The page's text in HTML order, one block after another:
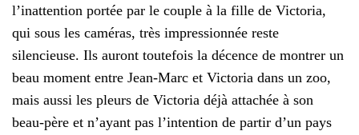
l’inattention portée par le couple à la fille de Victoria,
qui sous les caméras, très impressionnée reste
silencieuse. Ils auront toutefois la décence de montrer un
beau moment entre Jean-Marc et Victoria dans un zoo,
mais aussi les pleurs de Victoria déjà attachée à son
beau-père et n’ayant pas l’intention de partir d’un pays